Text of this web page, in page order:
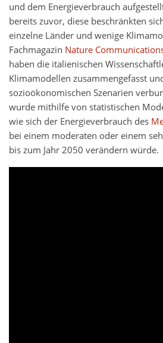
und dem Energieverbrauch
bereits zuvor, diese beschränkten
einzelne Länder und wenige
Fachmagazin Nature
haben die italienischen
Klimamodellen zusammengefasst
sozioökonomischen Szenarien
wurde mithilfe von statistischen
wie sich der Energieverbrauch des
bei einem moderaten oder einem
bis zum Jahr 2050 verändern würde.